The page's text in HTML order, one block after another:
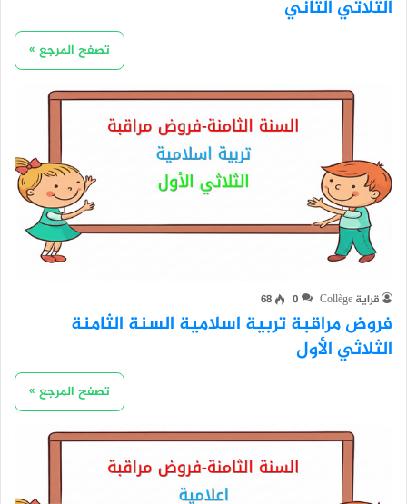
الثلاثي الثاني
تصفح المرجع »
قراية Collège 0
68
فروض مراقبة تربية اسلامية السنة الثامنة
الثلاثي الأول
تصفح المرجع »